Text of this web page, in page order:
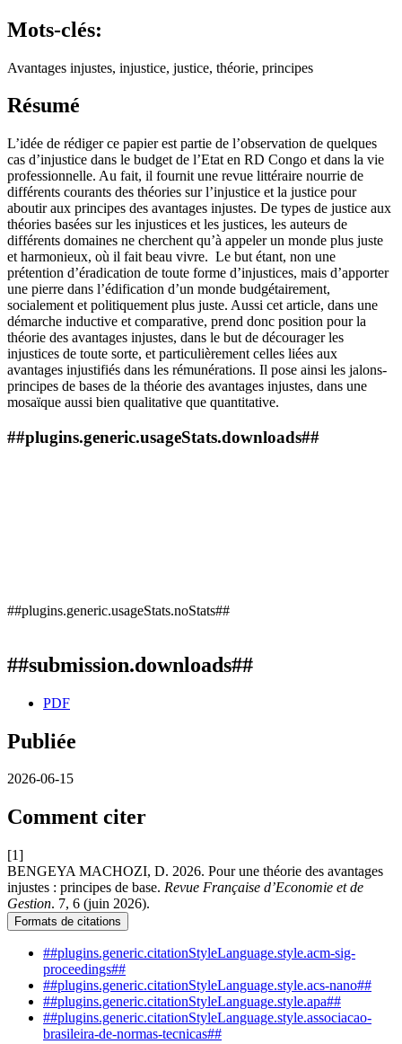
Mots-clés:
Avantages injustes, injustice, justice, théorie, principes
Résumé
L’idée de rédiger ce papier est partie de l’observation de quelques
cas d’injustice dans le budget de l’Etat en RD Congo et dans la vie
professionnelle. Au fait, il fournit une revue littéraire nourrie de
différents courants des théories sur l’injustice et la justice pour
aboutir aux principes des avantages injustes. De types de justice aux
théories basées sur les injustices et les justices, les auteurs de
différents domaines ne cherchent qu’à appeler un monde plus juste
et harmonieux, où il fait beau vivre. Le but étant, non une
prétention d’éradication de toute forme d’injustices, mais d’apporter
une pierre dans l’édification d’un monde budgétairement,
socialement et politiquement plus juste. Aussi cet article, dans une
démarche inductive et comparative, prend donc position pour la
théorie des avantages injustes, dans le but de décourager les
injustices de toute sorte, et particulièrement celles liées aux
avantages injustifiés dans les rémunérations. Il pose ainsi les jalons-
principes de bases de la théorie des avantages injustes, dans une
mosaïque aussi bien qualitative que quantitative.
##plugins.generic.usageStats.downloads##
##plugins.generic.usageStats.noStats##
##submission.downloads##
PDF
Publiée
2026-06-15
Comment citer
[1]
BENGEYA MACHOZI, D. 2026. Pour une théorie des avantages
injustes : principes de base. Revue Française d’Economie et de
Gestion. 7, 6 (juin 2026).
Formats de citations
##plugins.generic.citationStyleLanguage.style.acm-sig-
proceedings##
##plugins.generic.citationStyleLanguage.style.acs-nano##
##plugins.generic.citationStyleLanguage.style.apa##
##plugins.generic.citationStyleLanguage.style.associacao-
brasileira-de-normas-tecnicas##